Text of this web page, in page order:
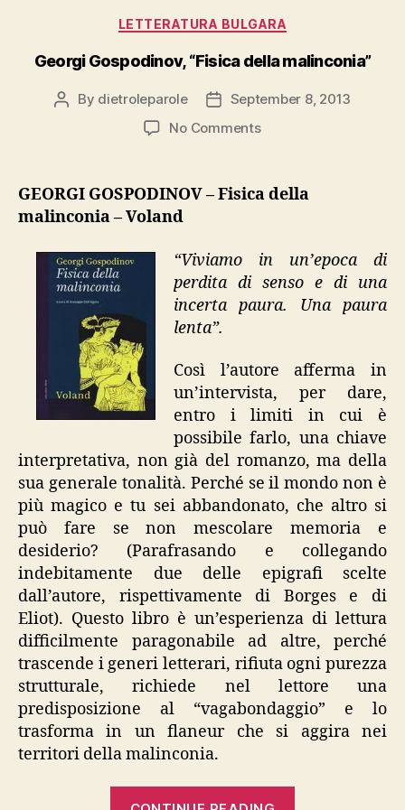
Categories
LETTERATURA BULGARA
Georgi Gospodinov, “Fisica della malinconia”
Post
By dietroleparole
PostSeptember 8, 2013
No Commentson
“Fisica
GEORGI GOSPODINOV – Fisica della
malinconia – Voland
“Viviamo in un’epoca di
perdita di senso e di una
incerta paura. Una paura
lenta”.
Così l’autore afferma in
un’intervista, per dare,
entro i limiti in cui è
possibile farlo, una chiave
interpretativa, non già del romanzo, ma della
sua generale tonalità. Perché se il mondo non è
più magico e tu sei abbandonato, che altro si
può fare se non mescolare memoria e
desiderio? (Parafrasando e collegando
indebitamente due delle epigrafi scelte
dall’autore, rispettivamente di Borges e di
Eliot). Questo libro è un’esperienza di lettura
difficilmente paragonabile ad altre, perché
trascende i generi letterari, rifiuta ogni purezza
strutturale, richiede nel lettore una
predisposizione al “vagabondaggio” e lo
trasforma in un flaneur che si aggira nei
territori della malinconia.